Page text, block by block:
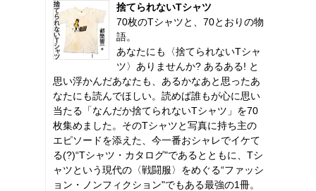
捨てられないTシャツ
70枚のTシャツと、70とおりの物
語。
あなたにも〈捨てられないTシャ
ツ〉ありませんか? あるある! と
思い浮かんだあなたも、あるかなあと思ったあ
なたにも読んでほしい。読めば誰もが心に思い
当たる「なんだか捨てられないTシャツ」を70
枚集めました。そのTシャツと写真に持ち主の
エピソードを添えた、今一番おシャレでイケて
る(?)“Tシャツ・カタログ"であるとともに、Tシ
ャツという現代の〈戦闘服〉をめぐる“ファッシ
ョン・ノンフィクション"でもある最強の1冊。